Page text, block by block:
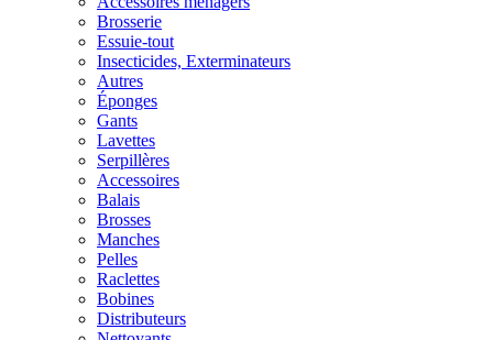
Brosserie
Essuie-tout
Insecticides, Exterminateurs
Autres
Éponges
Gants
Lavettes
Serpillères
Accessoires
Balais
Brosses
Manches
Pelles
Raclettes
Bobines
Distributeurs